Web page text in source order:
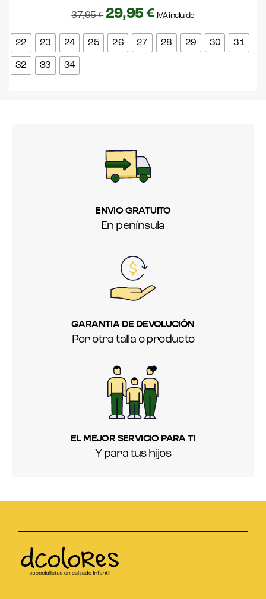
37,95€ 29,95€ IVA incluído
22 23 24 25 26 27 28 29 30 31
32 33 34
ENVIO GRATUITO
En península
GARANTIA DE DEVOLUCIÓN
Por otra talla o producto
EL MEJOR SERVICIO PARA TI
Y para tus hijos